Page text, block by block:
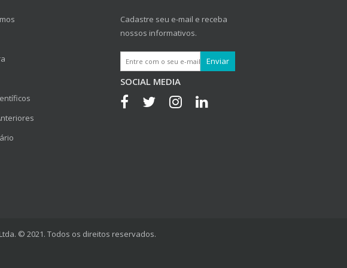
Cadastre seu e-mail e receba
nossos informativos.
SOCIAL MEDIA
© 2021. Todos os direitos reservados.